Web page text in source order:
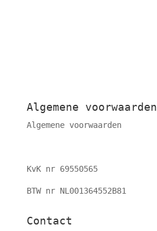
Algemene voorwaarden
Algemene voorwaarden
KvK nr 69550565
BTW nr NL001364552B81
Contact